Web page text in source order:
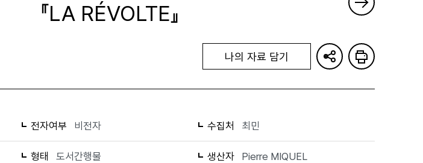
『LA RÉVOLTE』
나의 자료 담기
전자여부 비전자 수집처 최민
형태 도서간행물 생산자 Pierre MIQUEL